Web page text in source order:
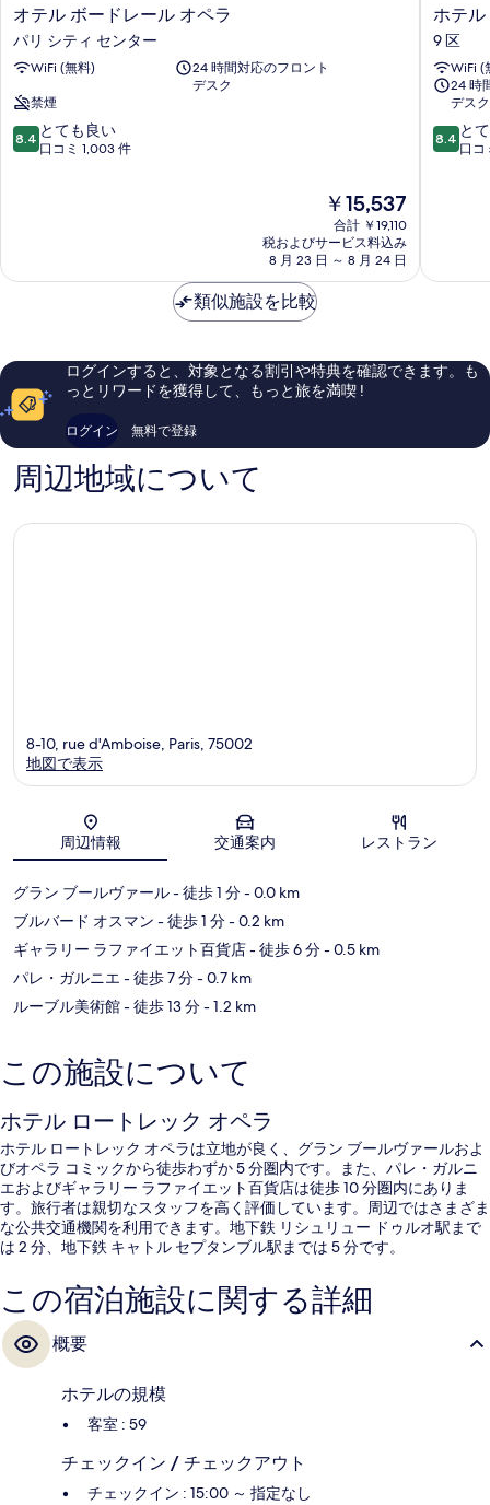
オ
テ
ル
ボ
ー
ド
レ
ー
シ
ン
タ
ー
オテル ボードレール オペラ
パリ シティ センター
WiFi (無料)
24 時間対応のフロント
デスク
禁煙
10
段
良
ミ
1,003
件
件
の
口
コ
8.4 とても良い
口コミ 1,003 件
現
在
の
料
金
￥15,537
合計 ￥19,110
税およびサービス料込み
8 月 23 日 ～ 8 月 24 日
ホ
テ
ル
ロ
ン
ン
9
ホテ
9 区
WiFi (
24 時
デスク
10
段
良
ミ
558
8.4 と
口コ
類似施設を比較
ログインすると、対象となる割引や特典を確認できます。も
っとリワードを獲得して、もっと旅を満喫 !
ログイン 無料で登録
周辺地域について
地図
8-10, rue d'Amboise, Paris, 75002
地図で表示
周辺情報 交通案内 レストラン
グラン ブールヴァール- 徒歩 1 分- 0.0 km
ブルバード オスマン - 徒歩 1 分- 0.2 km
ギャラリー ラファイエット百貨店- 徒歩 6 分- 0.5 km
パレ・ガルニエ - 徒歩 7 分- 0.7 km
ルーブル美術館- 徒歩 13 分- 1.2 km
この施設について
ホテル ロートレック オペラ
ホテル ロートレック オペラは立地が良く、グラン ブールヴァールおよ
びオペラ コミックから徒歩わずか 5 分圏内です。また、パレ・ガルニ
エおよびギャラリー ラファイエット百貨店は徒歩 10 分圏内にありま
す。旅行者は親切なスタッフを高く評価しています。周辺ではさまざま
な公共交通機関を利用できます。地下鉄 リシュリュー ドゥルオ駅まで
は 2 分、地下鉄 キャトル セプタンブル駅までは 5 分です。
この宿泊施設に関する詳細
概要
ホテルの規模
客室 : 59
チェックイン / チェックアウト
チェックイン : 15:00 ～ 指定なし